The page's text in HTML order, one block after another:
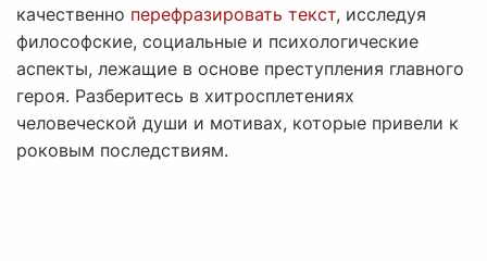
качественно перефразировать текст, исследуя
философские, социальные и психологические
аспекты, лежащие в основе преступления главного
героя. Разберитесь в хитросплетениях
человеческой души и мотивах, которые привели к
роковым последствиям.